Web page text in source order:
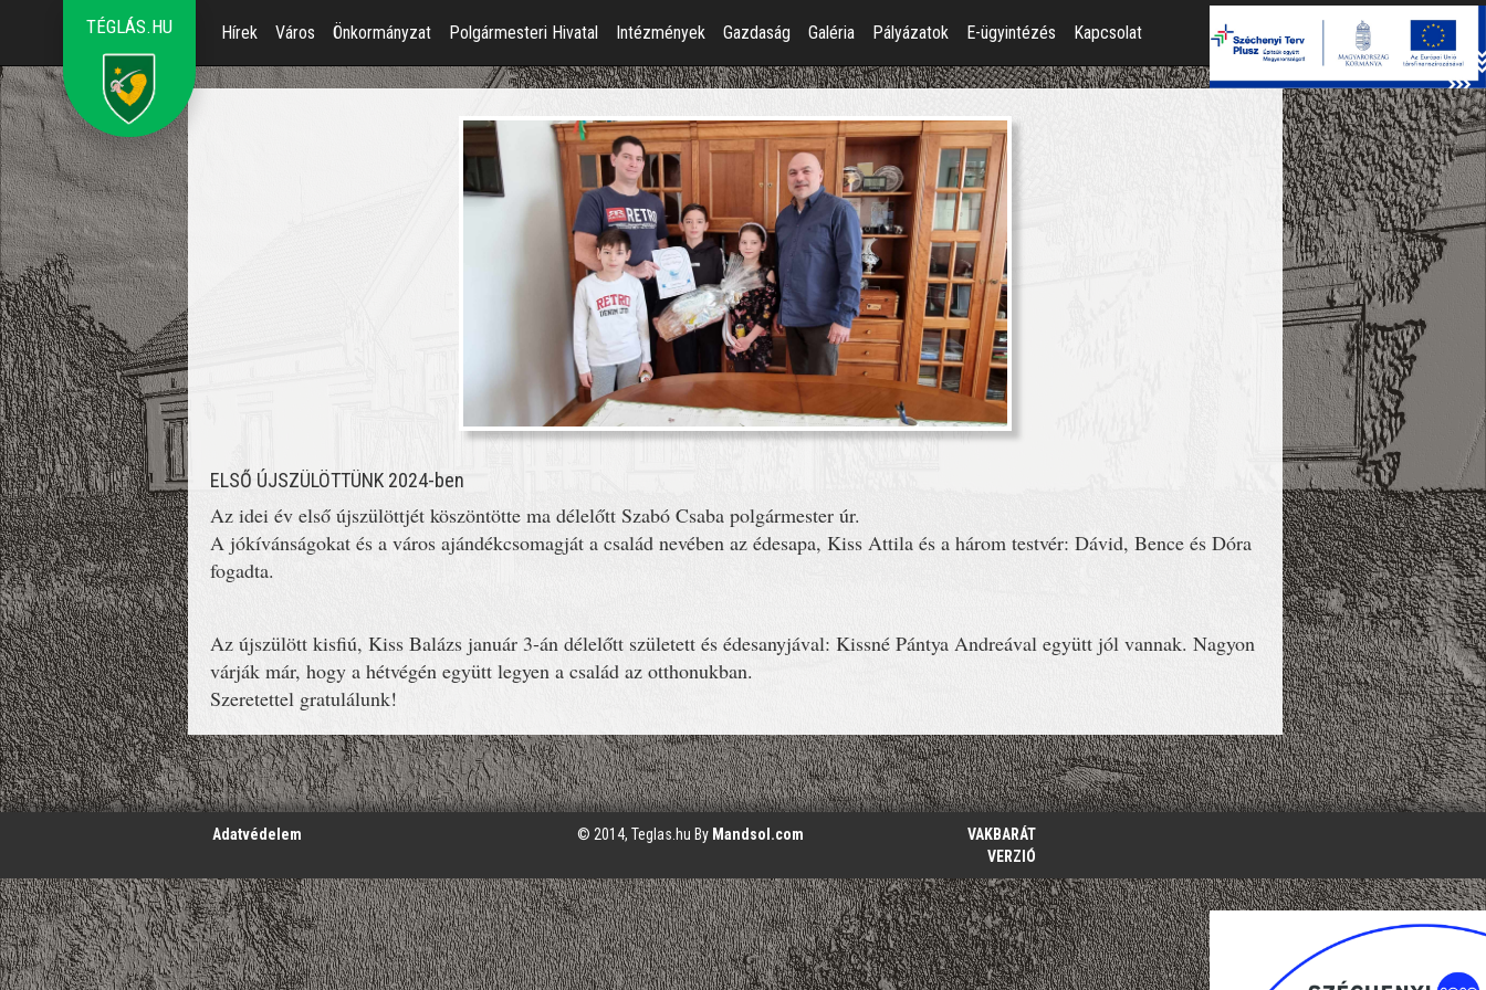
TÉGLÁS.HU Hírek Város Önkormányzat Polgármesteri Hivatal Intézmények Gazdaság Galéria Pályázatok E-ügyintézés Kapcsolat
ELSŐ ÚJSZÜLÖTTÜNK 2024-ben
Az idei év első újszülöttjét köszöntötte ma délelőtt Szabó Csaba polgármester úr.
A jókívánságokat és a város ajándékcsomagját a család nevében az édesapa, Kiss Attila és a három testvér: Dávid, Bence és Dóra
fogadta.
Az újszülött kisfiú, Kiss Balázs január 3-án délelőtt született és édesanyjával: Kissné Pántya Andreával együtt jól vannak. Nagyon
várják már, hogy a hétvégén együtt legyen a család az otthonukban.
Szeretettel gratulálunk!
';
Adatvédelem © 2014, Teglas.hu By Mandsol.com
VAKBARÁT
VERZIÓ